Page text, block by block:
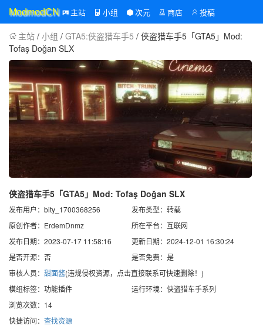
ModmodCN 主站 小组 次元 商店 投稿
主站 / 小组 / GTA5:侠盗猎车手5 / 侠盗猎车手5「GTA5」Mod:
Tofaş Doğan SLX
侠盗猎车手5「GTA5」Mod: Tofaş Doğan SLX
发布用户：bity_1700368256
发布类型：转载
原创作者：ErdemDnmz
所在平台：互联网
发布日期：2023-07-17 11:58:16
更新日期：2024-12-01 16:30:24
是否开源：否
是否免费：是
审核人员： 甜面酱(违规侵权资源，点击直接联系可快速删除！)
模组标签：功能插件
运行环境：侠盗猎车手系列
浏览次数：14
快捷访问： 查找资源